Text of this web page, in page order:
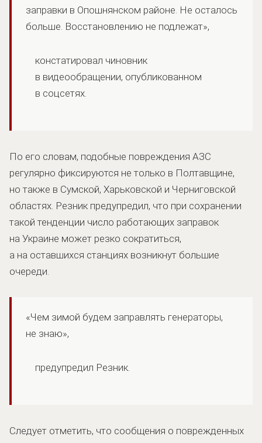
заправки в Опошнянском районе. Не осталось
больше. Восстановлению не подлежат»,
констатировал чиновник
в видеообращении, опубликованном
в соцсетях.
По его словам, подобные повреждения АЗС
регулярно фиксируются не только в Полтавщине,
но также в Сумской, Харьковской и Черниговской
областях. Резник предупредил, что при сохранении
такой тенденции число работающих заправок
на Украине может резко сократиться,
а на оставшихся станциях возникнут большие
очереди.
«Чем зимой будем заправлять генераторы,
не знаю»,
предупредил Резник.
Следует отметить, что сообщения о поврежденных